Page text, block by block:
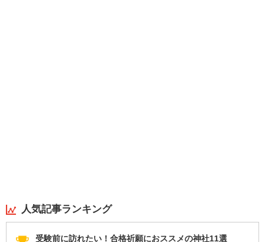
人気記事ランキング
受験前に訪れたい！合格祈願におススメの神社11選